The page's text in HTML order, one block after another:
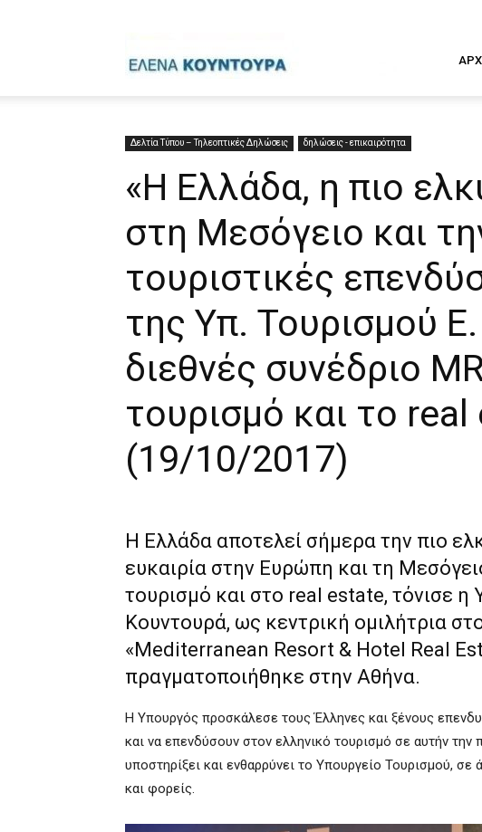
Κουντουρά
Δελτία Τύπου – Τηλεοπτικές Δηλώσεις δηλώσεις - επικαιρότητα
«Η Ελλάδα, η πιο
στη Μεσόγειο και
τουριστικές
της Υπ. Τουρισμού
διεθνές συνέδριο
τουρισμό και το
(19/10/2017)
Η Ελλάδα αποτελεί σήμερα την πιο
ευκαιρία στην Ευρώπη και τη
τουρισμό και στο real estate, τόνισε
Κουντουρά, ως κεντρική ομιλήτρια
«Mediterranean Resort & Hotel Real
πραγματοποιήθηκε στην Αθήνα.
Η Υπουργός προσκάλεσε τους Έλληνες και ξένους
και να επενδύσουν στον ελληνικό τουρισμό σε αυτήν την
υποστηρίξει και ενθαρρύνει το Υπουργείο Τουρισμού,
και φορείς.